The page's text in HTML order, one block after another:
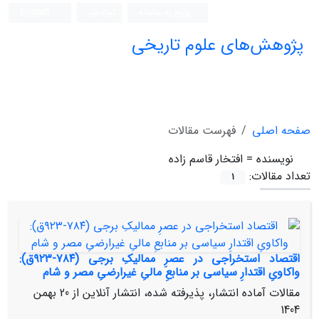
پژوهش‌های علوم تاریخی
صفحه اصلی
فهرست مقالات
نویسنده = افتخار قاسم زاده
تعداد مقالات:
1
اقتصاد استخراجی در عصرِ ممالیکِ برجی (۷۸۴-۹۲۳ق):
واکاویِ اقتدارِ سیاسی بر منابعِ مالیِ غیرارضیِ مصر و شام
مقالات آماده انتشار، پذیرفته شده، انتشار آنلاین از
20 بهمن
1404